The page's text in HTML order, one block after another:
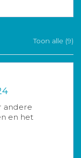
Toon alle (9)
andere
en het